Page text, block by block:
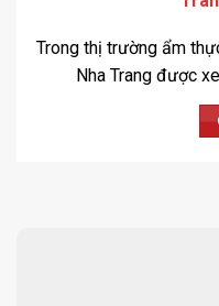
Trong thị trường ẩm
Nha Trang được